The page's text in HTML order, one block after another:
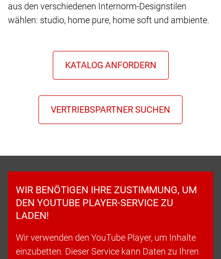
aus den verschiedenen Internorm-Designstilen
wählen: studio, home pure, home soft und ambiente.
WIR BENÖTIGEN IHRE ZUSTIMMUNG, UM
DEN YOUTUBE PLAYER-SERVICE ZU
LADEN!
Wir verwenden den YouTube Player, um Inhalte
einzubetten. Dieser Service kann Daten zu Ihren